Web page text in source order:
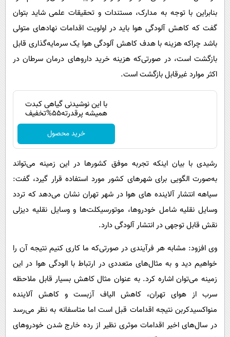
بنابراین با توجه به مدارک، مستندات و تحقیقات علمی شاید بتوان
گفت که کاهش آلودگی هوا باید در اولویت اقدامات نهادهای متولی
باشد چراکه هزینه با هدف کاهش آلودگی هوا یک سرمایه‌گذاری قابل
بازگشت است، در صورتی‌که هزینه خرید داروهای درمان سرطان در
اکثر موارد غیرقابل بازگشت است.
با این نوشیدنی گیاهی کبدت
همیشه پرقدرته55%تخفیف
خرید محصول
رشیدی با بیان اینکه تجربه موفق کشورها در این زمینه می‌تواند
به‌صورت الگویی برای شهرهای کشور مورد استفاده قرار گیرد، گفت:
سیاهه انتشار آلاینده های هوا در شهر تهران نشان می‌دهد که تردد
وسایل نقلیه شامل خودروها، موتورسیکلت‌ها و وسایل نقلیه دیزلی
نقش قابل توجهی در انتشار آلودگی دارد.
وی افزود: مشابه هر فرآیندی در صورتی‌که ما کاری کنیم نتیجه آن را
خواهیم دید و به مثال‌های متعددی در ارتباط با الودگی هوا در این
زمینه می‌توان اشاره کرد. به عنوان مثال کاهش بسیار قابل ملاحظه
سرب از هوای تهران، کاهش الیاف آزبست و کاهش آلاینده
منواکسیدکربن نتیجه اقدامات قبل است اما متاسفانه به نظر می‌رسد
در سال‌های اخیر اقدامات موثری نظیر از رده خارج شدن خودروهای